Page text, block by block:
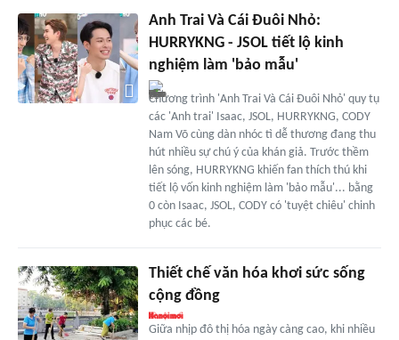
Anh Trai Và Cái Đuôi Nhỏ:
HURRYKNG - JSOL tiết lộ kinh
nghiệm làm 'bảo mẫu'
Chương trình 'Anh Trai Và Cái Đuôi Nhỏ' quy tụ
các 'Anh trai' Isaac, JSOL, HURRYKNG, CODY
Nam Võ cùng dàn nhóc tì dễ thương đang thu
hút nhiều sự chú ý của khán giả. Trước thềm
lên sóng, HURRYKNG khiến fan thích thú khi
tiết lộ vốn kinh nghiệm làm 'bảo mẫu'... bằng
0 còn Isaac, JSOL, CODY có 'tuyệt chiêu' chinh
phục các bé.
Thiết chế văn hóa khơi sức sống
cộng đồng
Giữa nhịp đô thị hóa ngày càng cao, khi nhiều